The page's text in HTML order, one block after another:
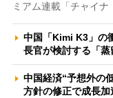
ミアム連載「チャイ
中国「Kimi K3」の
長官が検討する「
中国経済“予想外の
方針の修正で成長